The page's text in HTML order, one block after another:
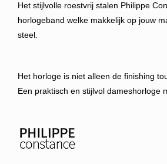
Het stijlvolle roestvrij stalen Philippe
horlogeband welke makkelijk op jouw
steel.
Het horloge is niet alleen de finishing
Een praktisch en stijlvol dameshorloge